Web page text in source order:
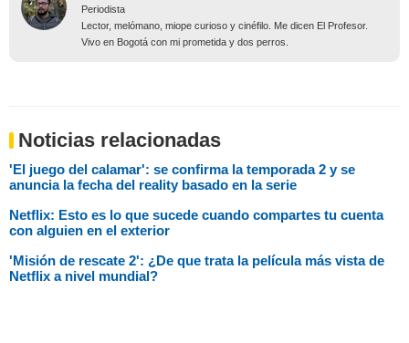
Periodista
Lector, melómano, miope curioso y cinéfilo. Me dicen El Profesor.
Vivo en Bogotá con mi prometida y dos perros.
Noticias relacionadas
'El juego del calamar': se confirma la temporada 2 y se
anuncia la fecha del reality basado en la serie
Netflix: Esto es lo que sucede cuando compartes tu cuenta
con alguien en el exterior
'Misión de rescate 2': ¿De que trata la película más vista de
Netflix a nivel mundial?